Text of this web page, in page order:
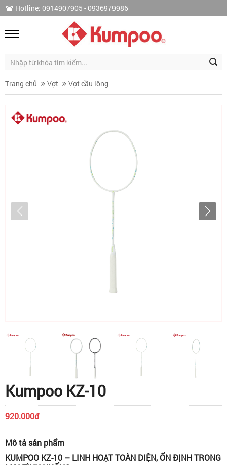
Hotline: 0914907905 - 0936979986
Trang chủ Vợt Vợt cầu lông
Kumpoo KZ-10
920.000đ
Mô tả sản phẩm
KUMPOO KZ-10 – LINH HOẠT TOÀN DIỆN, ỔN ĐỊNH TRONG